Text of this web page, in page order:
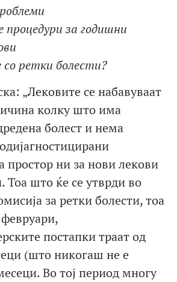
процедуриза годишни
со ретки болести?
„Лековите се набавуваат
колку што има
болест и нема
простор ни за нови лекови
Тоа што ќе се утврди во
за ретки болести, тоа
постапки траат од
(што никогаш не е
Во тој период многу